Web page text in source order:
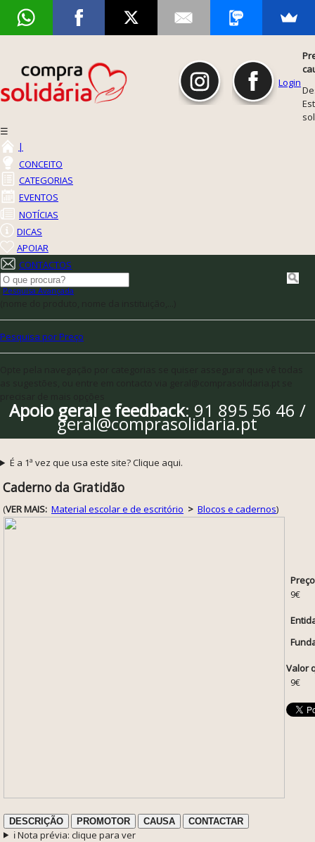
Login
☰
|
CONCEITO
CATEGORIAS
EVENTOS
NOTÍCIAS
DICAS
APOIAR
CONTACTOS
Pesquisa Avançada
Pesquisa por Preço
Apoio geral e feedback: 91 895 56 46 /
geral@comprasolidaria.pt
É a 1ª vez que usa este site? Clique aqui.
Caderno da Gratidão
(VER MAIS: Material escolar e de escritório > Blocos e cadernos)
9€
Valor
9€
DESCRIÇÃO PROMOTOR CAUSA CONTACTAR
ℹ️ Nota prévia: clique para ver